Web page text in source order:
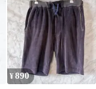
¥890